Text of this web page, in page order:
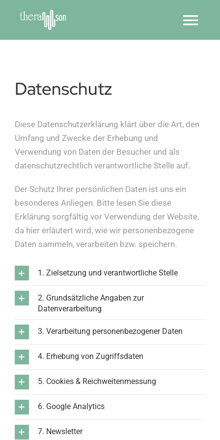
Therapeutin
Musiktherapie
Logotherapie
Existenzanalyse
Zielgruppe
Datenschutz
Diese Datenschutzerklärung klärt über die Art, den
Umfang und Zwecke der Erhebung und
Verwendung von Daten der Besucher und als
datenschutzrechtlich verantwortliche Stelle auf.
Der Schutz Ihrer persönlichen Daten ist uns ein
besonderes Anliegen. Bitte lesen Sie diese
Erklärung sorgfältig vor Verwendung der Website,
da hier erläutert wird, wie wir personenbezogene
Daten sammeln, verarbeiten bzw. speichern.
1. Zielsetzung und verantwortliche Stelle
2. Grundsätzliche Angaben zur
Datenverarbeitung
3. Verarbeitung personenbezogener Daten
4. Erhebung von Zugriffsdaten
5. Cookies & Reichweitenmessung
6. Google Analytics
7. Newsletter